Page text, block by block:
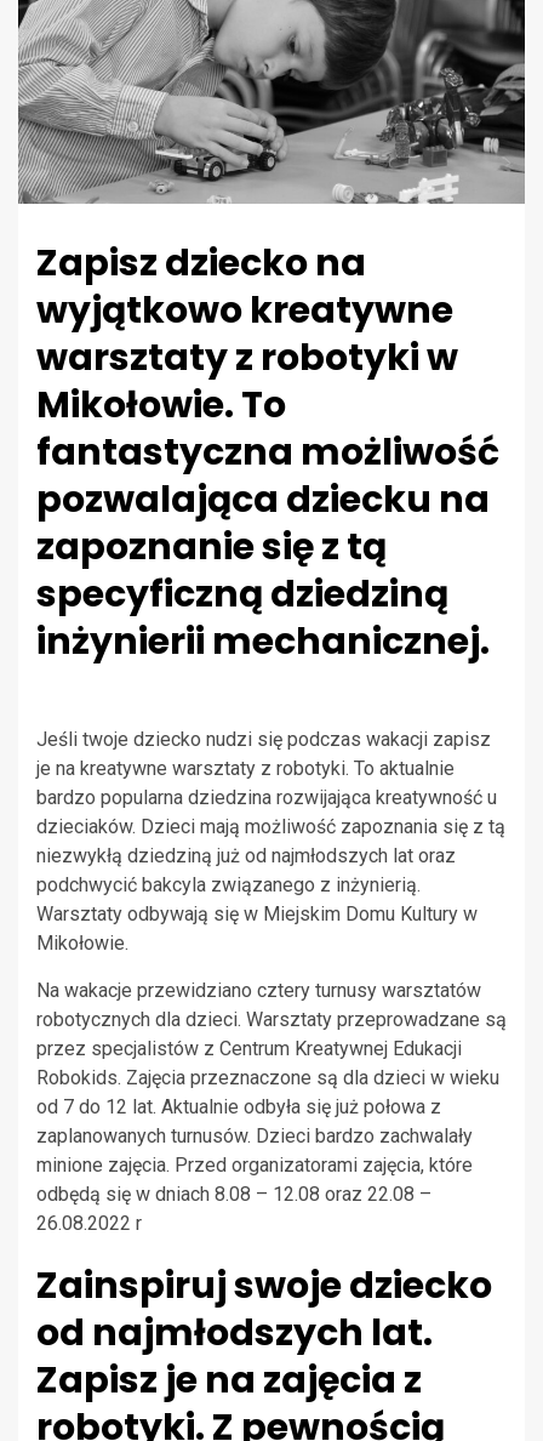
Zapisz dziecko na
wyjątkowo kreatywne
warsztaty z robotyki w
Mikołowie. To
fantastyczna możliwość
pozwalająca dziecku na
zapoznanie się z tą
specyficzną dziedziną
inżynierii mechanicznej.
Jeśli twoje dziecko nudzi się podczas wakacji zapisz
je na kreatywne warsztaty z robotyki. To aktualnie
bardzo popularna dziedzina rozwijająca kreatywność u
dzieciaków. Dzieci mają możliwość zapoznania się z tą
niezwykłą dziedziną już od najmłodszych lat oraz
podchwycić bakcyla związanego z inżynierią.
Warsztaty odbywają się w Miejskim Domu Kultury w
Mikołowie.
Na wakacje przewidziano cztery turnusy warsztatów
robotycznych dla dzieci. Warsztaty przeprowadzane są
przez specjalistów z Centrum Kreatywnej Edukacji
Robokids. Zajęcia przeznaczone są dla dzieci w wieku
od 7 do 12 lat. Aktualnie odbyła się już połowa z
zaplanowanych turnusów. Dzieci bardzo zachwalały
minione zajęcia. Przed organizatorami zajęcia, które
odbędą się w dniach 8.08 – 12.08 oraz 22.08 –
26.08.2022 r
Zainspiruj swoje dziecko
od najmłodszych lat.
Zapisz je na zajęcia z
robotyki. Z pewnością